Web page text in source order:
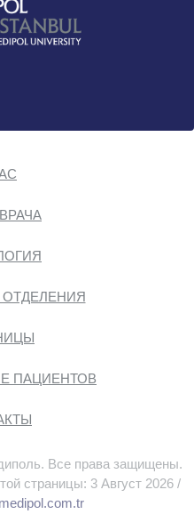
ПАЦИЕНТОВ
Все права защищены.
страницы: 3 Август 2026 /